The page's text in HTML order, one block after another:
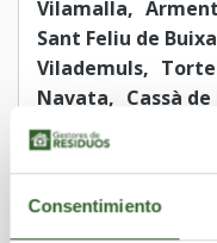
Consentimiento
Vilamalla
Sant Feliu de
Vilademuls
Navata
Cassà
Saus, Camallera i
Maçanet de
Avinyonet de